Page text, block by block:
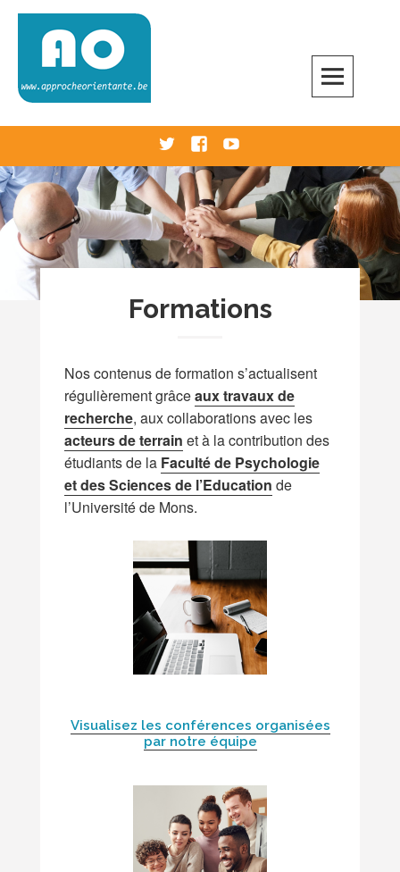
Skip
TwitterFacebookYoutube
Formations
Nos contenus de formation s’actualisent
régulièrement grâceaux travaux de
recherche, aux collaborations avec les
acteurs de terrain et à la contribution des
étudiants de la Faculté de Psychologie
et des Sciences de l’Education de
l’Université de Mons.
Visualisez les conférences organisées
par notre équipe